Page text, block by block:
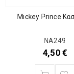
Mickey Prince
ΝΑ249
4,50€